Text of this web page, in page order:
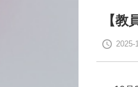
【
2025-